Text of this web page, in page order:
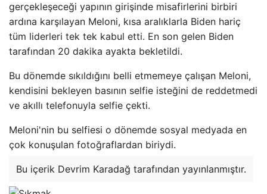
gerçekleşeceği yapının girişinde misafirlerini birbiri
ardına karşılayan Meloni, kısa aralıklarla Biden hariç
tüm liderleri tek tek kabul etti. En son gelen Biden
tarafından 20 dakika ayakta bekletildi.
Bu dönemde sıkıldığını belli etmemeye çalışan Meloni,
kendisini bekleyen basının selfie isteğini de reddetmedi
ve akıllı telefonuyla selfie çekti.
Meloni'nin bu selfiesi o dönemde sosyal medyada en
çok konuşulan fotoğraflardan biriydi.
Bu içerik Devrim Karadağ tarafından yayınlanmıştır.